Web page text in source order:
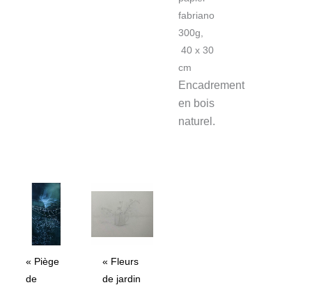
fabriano
300g,
40 x 30
cm
Encadrement
en bois
naturel.
« Piège
de
« Fleurs
de jardin